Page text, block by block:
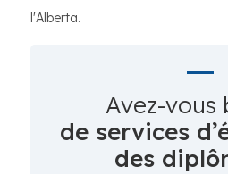
l'Alberta.
Avez-vous
de services
des